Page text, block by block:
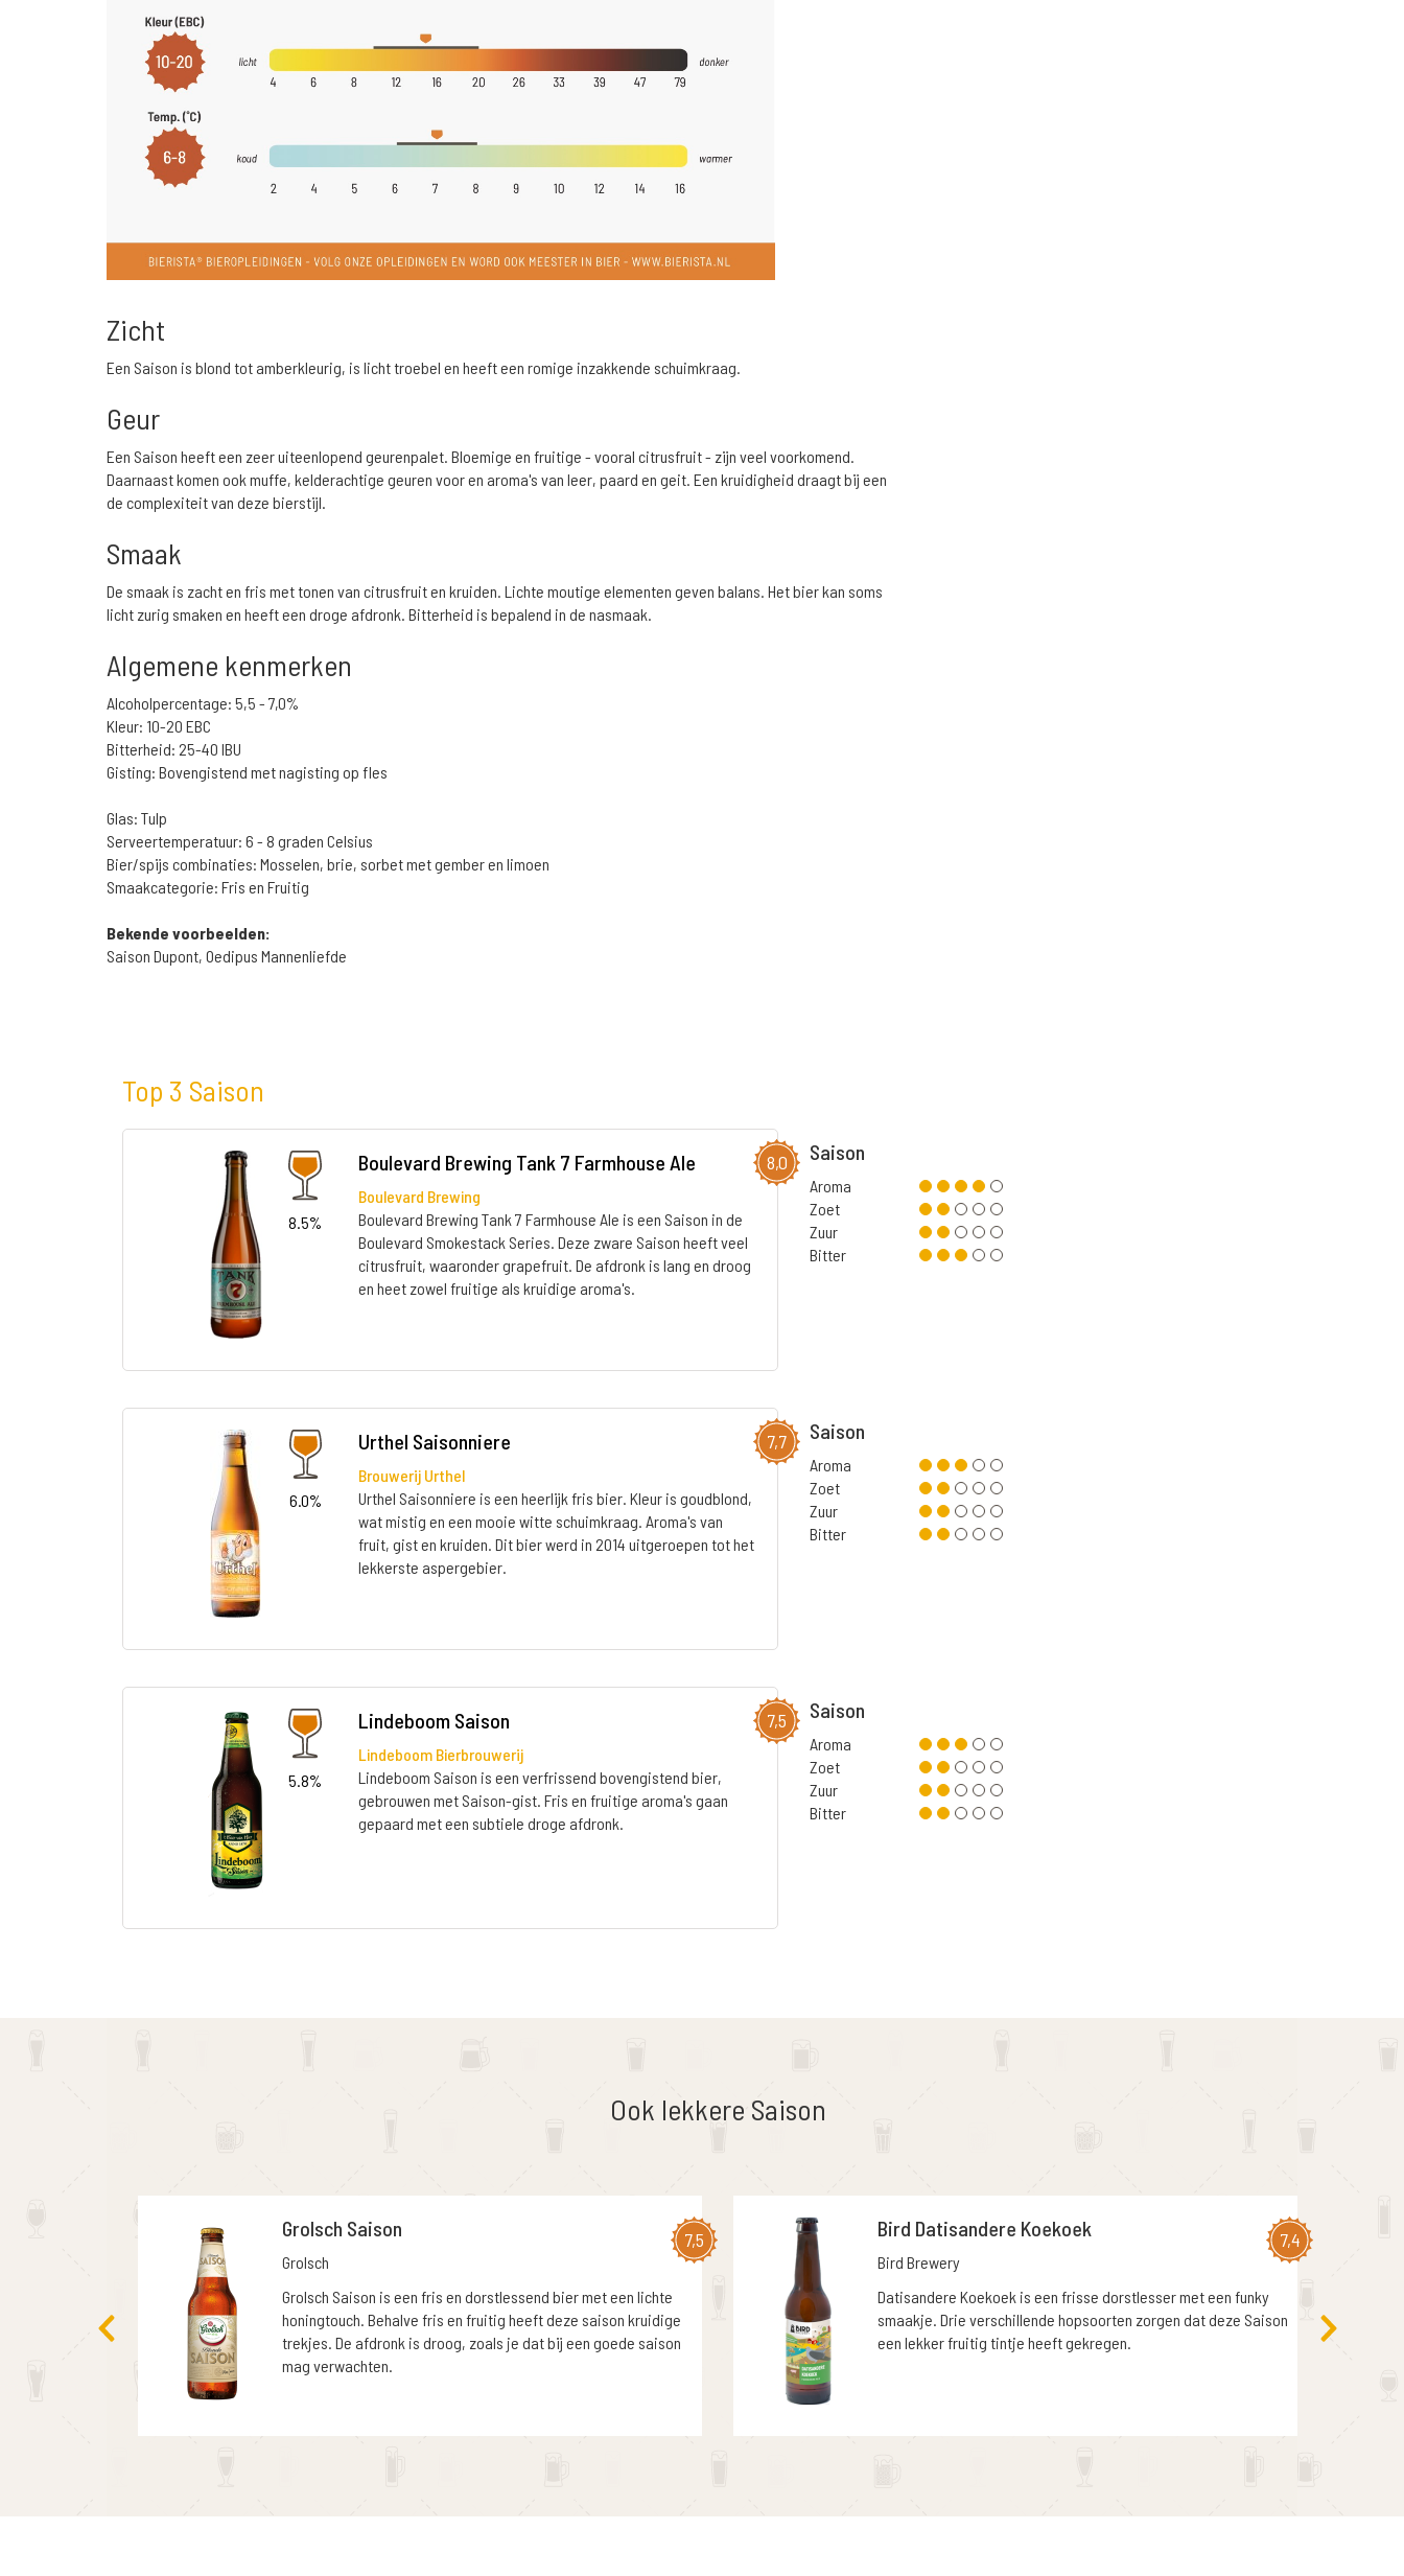
Zicht
Een Saison is blond tot amberkleurig, is licht troebel en heeft een romige inzakkende schuimkraag.
Geur
Een Saison heeft een zeer uiteenlopend geurenpalet. Bloemige en fruitige - vooral citrusfruit - zijn veel voorkomend.
Daarnaast komen ook muffe, kelderachtige geuren voor en aroma's van leer, paard en geit. Een kruidigheid draagt bij een
de complexiteit van deze bierstijl.
Smaak
De smaak is zacht en fris met tonen van citrusfruit en kruiden. Lichte moutige elementen geven balans. Het bier kan soms
licht zurig smaken en heeft een droge afdronk. Bitterheid is bepalend in de nasmaak.
Algemene kenmerken
Alcoholpercentage: 5,5 - 7,0%
Kleur: 10-20 EBC
Bitterheid: 25-40 IBU
Gisting: Bovengistend met nagisting op fles
Glas: Tulp
Serveertemperatuur: 6 - 8 graden Celsius
Bier/spijs combinaties: Mosselen, brie, sorbet met gember en limoen
Smaakcategorie: Fris en Fruitig
Bekende voorbeelden:
Saison Dupont, Oedipus Mannenliefde
Top 3 Saison
8,0
8.5%
Boulevard Brewing Tank 7 Farmhouse Ale
Boulevard Brewing
Boulevard Brewing Tank 7 Farmhouse Ale is een Saison in de
Boulevard Smokestack Series. Deze zware Saison heeft veel
citrusfruit, waaronder grapefruit. De afdronk is lang en droog
en heet zowel fruitige als kruidige aroma's.
Saison
Aroma
Zoet
Zuur
Bitter
7,7
6.0%
Urthel Saisonniere
Brouwerij Urthel
Urthel Saisonniere is een heerlijk fris bier. Kleur is goudblond,
wat mistig en een mooie witte schuimkraag. Aroma's van
fruit, gist en kruiden. Dit bier werd in 2014 uitgeroepen tot het
lekkerste aspergebier.
Saison
Aroma
Zoet
Zuur
Bitter
7,5
5.8%
Lindeboom Saison
Lindeboom Bierbrouwerij
Lindeboom Saison is een verfrissend bovengistend bier,
gebrouwen met Saison-gist. Fris en fruitige aroma's gaan
gepaard met een subtiele droge afdronk.
Saison
Aroma
Zoet
Zuur
Bitter
Ook lekkere Saison
7,5
Grolsch Saison
Grolsch
Grolsch Saison is een fris en dorstlessend bier met een lichte
honingtouch. Behalve fris en fruitig heeft deze saison kruidige
trekjes. De afdronk is droog, zoals je dat bij een goede saison
mag verwachten.
7,4
Bird Datisandere Koekoek
Bird Brewery
Datisandere Koekoek is een frisse dorstlesser met een funky
smaakje. Drie verschillende hopsoorten zorgen dat deze Saison
een lekker fruitig tintje heeft gekregen.